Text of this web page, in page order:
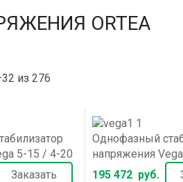
ORTEA
из 276
5-15 / 4-20
Заказать
Однофазный
напряжения
195 472 руб.